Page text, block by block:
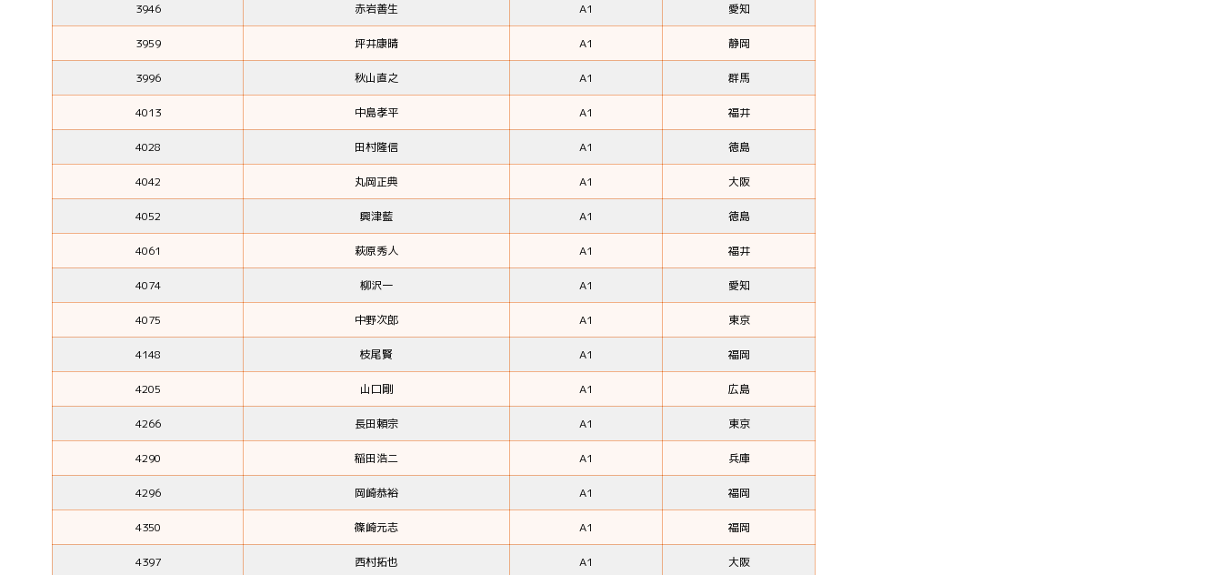
3946 赤岩善生 A1 愛知
3959 坪井康晴 A1 静岡
3996 秋山直之 A1 群馬
4013 中島孝平 A1 福井
4028 田村隆信 A1 徳島
4042 丸岡正典 A1 大阪
4052 興津藍 A1 徳島
4061 萩原秀人 A1 福井
4074 柳沢一 A1 愛知
4075 中野次郎 A1 東京
4148 枝尾賢 A1 福岡
4205 山口剛 A1 広島
4266 長田頼宗 A1 東京
4290 稲田浩二 A1 兵庫
4296 岡崎恭裕 A1 福岡
4350 篠崎元志 A1 福岡
4397 西村拓也 A1 大阪